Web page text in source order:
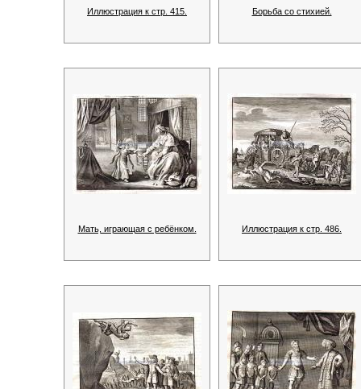
Иллюстрация к стр. 415. Борьба со стихией.
Мать, играющая с ребёнком. Иллюстрация к стр. 486.